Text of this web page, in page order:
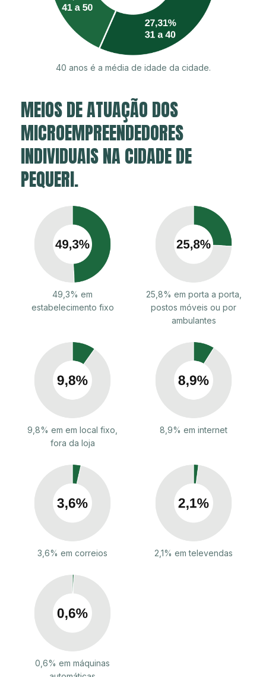
40 anos é a média de idade da cidade.
MEIOS DE ATUAÇÃO DOS
MICROEMPREENDEDORES
INDIVIDUAIS NA CIDADE DE
PEQUERI.
49,3% em
estabelecimento fixo
25,8% em porta a porta,
postos móveis ou por
ambulantes
9,8% em em local fixo,
fora da loja
8,9% em internet
3,6% em correios 2,1% em televendas
0,6% em máquinas